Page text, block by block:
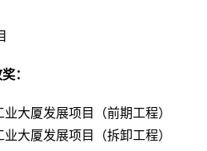
：
大厦发展项目（前期工程）
大厦发展项目（拆卸工程）